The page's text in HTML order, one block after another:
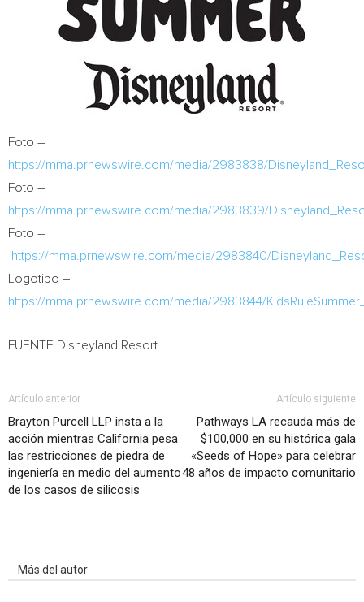
Foto –
https://mma.prnewswire.com/media/2983838/
Foto –
https://mma.prnewswire.com/media/2983839/
Foto –
https://mma.prnewswire.com/media/2983840/
Logotipo –
https://mma.prnewswire.com/media/2983844/
FUENTE Disneyland Resort
Artículo anterior
Brayton Purcell LLP insta a la
acción mientras California pesa
las restricciones de piedra de
ingeniería en medio del aumento
de los casos de silicosis
Artículo siguiente
Pathways LA recauda más de
$100,000 en su histórica gala
«Seeds of Hope» para celebrar
48 años de impacto comunitario
Más del autor